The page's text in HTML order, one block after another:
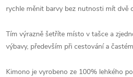
rychle měnit barvy bez nutnosti mít dvě
Tím výrazně šetříte místo v tašce a
výbavy, především při cestování a
Kimono je vyrobeno ze 100% lehkého